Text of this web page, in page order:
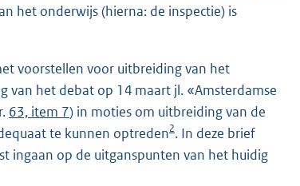
het onderwijs (hierna: de inspectie) is
voorstellen voor uitbreiding van het
van het debat op 14 maart jl. «Amsterdamse
63, item 7) in moties om uitbreiding van de
te kunnen optreden2. In deze brief
ingaan op de uitganspunten van het huidig